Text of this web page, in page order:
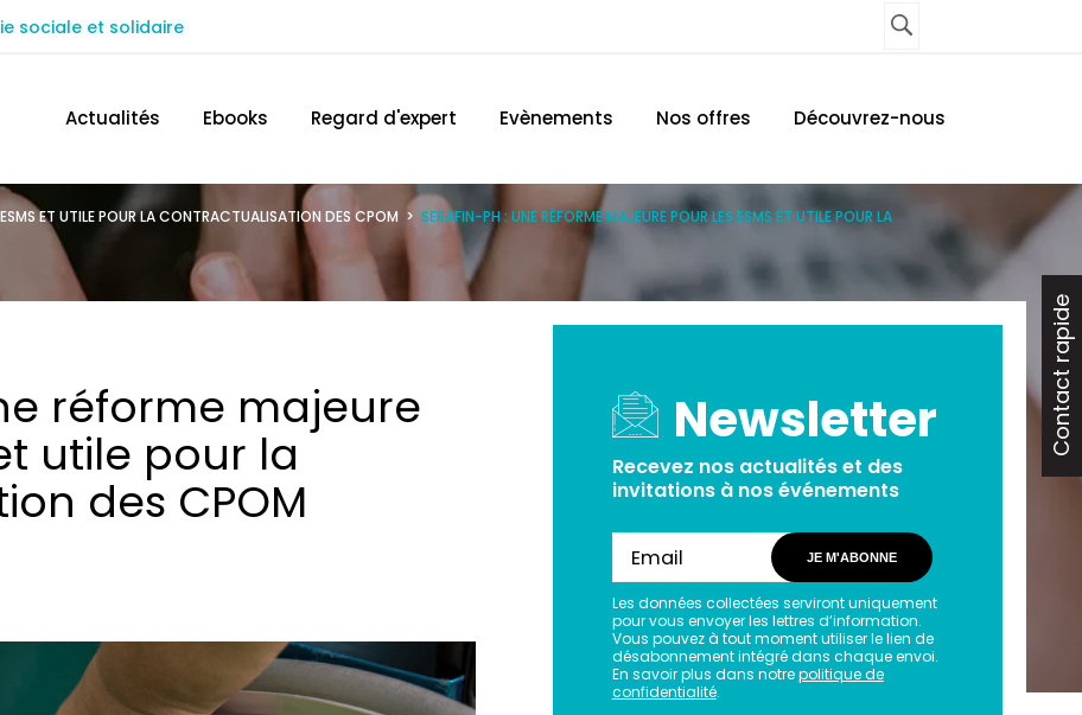
sociale et solidaire
Actualités Ebooks Regard d'expert Evènements Nos offres Découvrez-nous
ET UTILE POUR LA CONTRACTUALISATION DES CPOM > SERAFIN-PH : UNE RÉFORME MAJEURE POUR LES ESMS ET UTILE POUR LA
réforme majeure
utile pour la
des CPOM
Newsletter
Recevez nos actualités et des
invitations à nos événements
JE M'ABONNE
Les données collectées serviront uniquement
pour vous envoyer les lettres d’information.
Vous pouvez à tout moment utiliser le lien de
désabonnement intégré dans chaque envoi.
En savoir plus dans notrepolitique de
confidentialité.
Contact rapide